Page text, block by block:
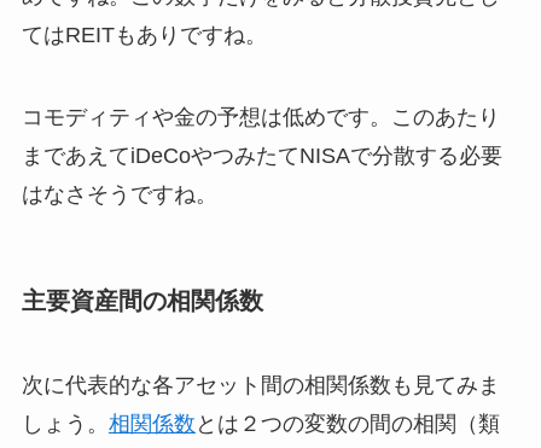
てはREITもありですね。
コモディティや金の予想は低めです。このあたり
まであえてiDeCoやつみたてNISAで分散する必要
はなさそうですね。
主要資産間の相関係数
次に代表的な各アセット間の相関係数も見てみま
しょう。 相関係数 とは２つの変数の間の相関（類